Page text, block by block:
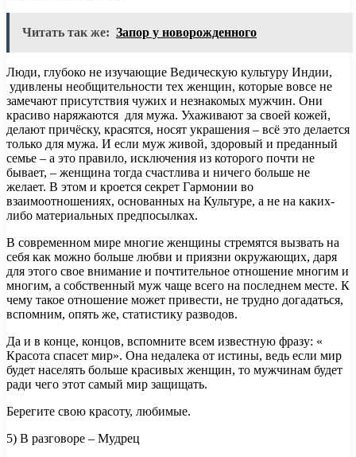
Читать так же: Запор у новорожденного
Люди, глубоко не изучающие Ведическую культуру Индии,
удивлены необщительности тех женщин, которые вовсе не
замечают присутствия чужих и незнакомых мужчин. Они
красиво наряжаются для мужа. Ухаживают за своей кожей,
делают причёску, красятся, носят украшения – всё это делается
только для мужа. И если муж живой, здоровый и преданный
семье – а это правило, исключения из которого почти не
бывает, – женщина тогда счастлива и ничего больше не
желает. В этом и кроется секрет Гармонии во
взаимоотношениях, основанных на Культуре, а не на каких-
либо материальных предпосылках.
В современном мире многие женщины стремятся вызвать на
себя как можно больше любви и приязни окружающих, даря
для этого свое внимание и почтительное отношение многим и
многим, а собственный муж чаще всего на последнем месте. К
чему такое отношение может привести, не трудно догадаться,
вспомним, опять же, статистику разводов.
Да и в конце, концов, вспомните всем известную фразу: «
Красота спасет мир». Она недалека от истины, ведь если мир
будет населять больше красивых женщин, то мужчинам будет
ради чего этот самый мир защищать.
Берегите свою красоту, любимые.
5) В разговоре – Мудрец